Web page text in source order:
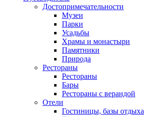
Достопримечательности
Музеи
Парки
Усадьбы
Храмы и монастыри
Памятники
Природа
Рестораны
Рестораны
Бары
Рестораны с верандой
Отели
Гостиницы, базы отдыха